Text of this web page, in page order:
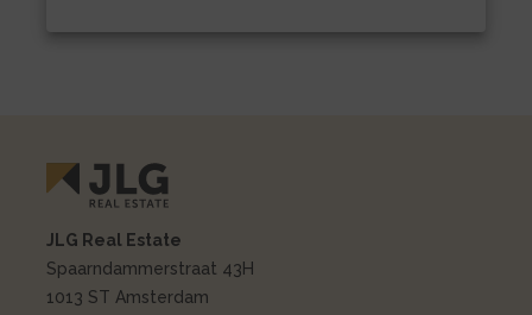
JLG Real Estate
Spaarndammerstraat 43H
1013 ST Amsterdam